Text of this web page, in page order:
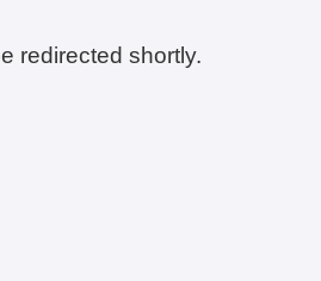
redirected shortly.